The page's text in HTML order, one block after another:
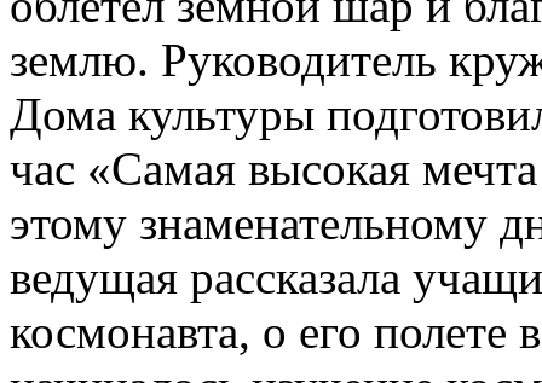
землю. Руководитель
Дома культуры
час «Самая высокая
этому знаменательному
ведущая рассказала
космонавта, о его полете